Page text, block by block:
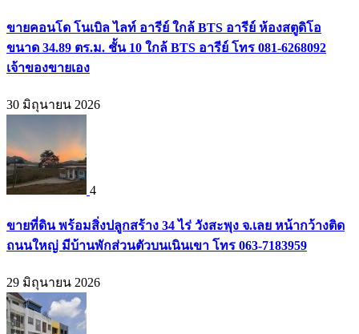
ขายคอนโด โนเบิล ไลท์ อารีย์ ใกล้ BTS อารีย์ ห้องสตูดิโอ
ขนาด 34.89 ตร.ม. ชั้น 10 ใกล้ BTS อารีย์ โทร 081-6268092
เจ้าของขายเอง
30 มิถุนายน 2026
4
ขายที่ดิน พร้อมสิ่งปลูกสร้าง 34 ไร่ วังสะพุง จ.เลย หน้ากว้างติด
ถนนใหญ่ มีบ้านพักส่วนตัวบนเนินเขา โทร 063-7183959
29 มิถุนายน 2026